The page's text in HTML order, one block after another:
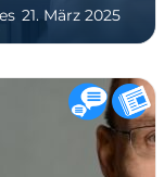
21. März 2025